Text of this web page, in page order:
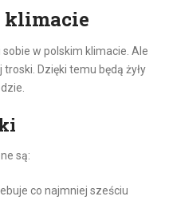
klimacie
w polskim klimacie. Ale
Dzięki temu będą żyły
są:
co najmniej sześciu